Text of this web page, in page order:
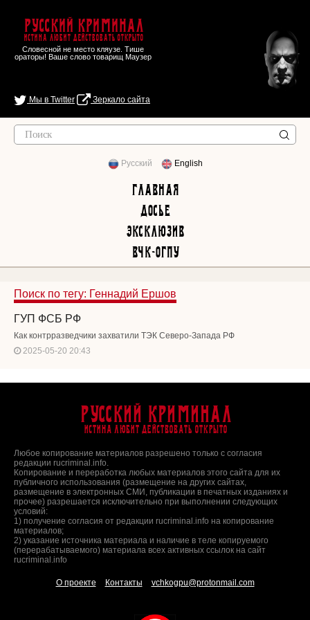
Русский Криминал
Истина любит действовать открыто
Словесной не место кляузе. Тише
ораторы! Ваше слово товарищ Маузер
Мы в Twitter Зеркало сайта
Русский English
Главная
Досье
Эксклюзив
ВЧК-ОГПУ
Поиск по тегу: Геннадий Ершов
ГУП ФСБ РФ
Как контрразведчики захватили ТЭК Северо-Запада РФ
2025-05-20 20:43
Русский Криминал
Истина любит действовать открыто
Любое копирование материалов разрешено только с согласия
редакции rucriminal.info.
Копирование и переработка любых материалов этого сайта для их
публичного использования (размещение на других сайтах,
размещение в электронных СМИ, публикации в печатных изданиях и
прочее) разрешается исключительно при выполнении следующих
условий:
1) получение согласия от редакции rucriminal.info на копирование
материалов;
2) указание источника материала и наличие в теле копируемого
(перерабатываемого) материала всех активных ссылок на сайт
rucriminal.info
О проекте Контакты vchkogpu@protonmail.com